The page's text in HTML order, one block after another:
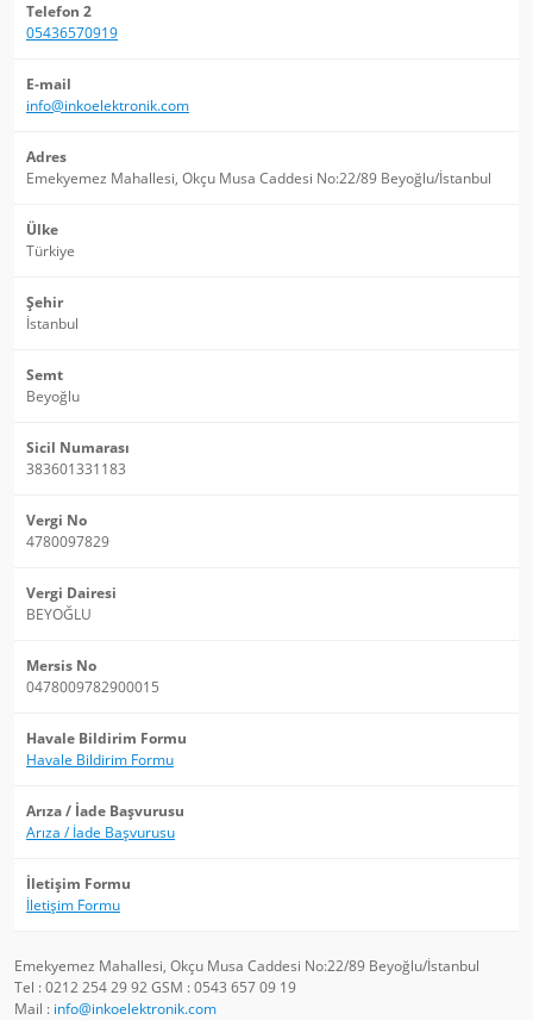
Telefon 2
05436570919
E-mail
info@inkoelektronik.com
Adres
Emekyemez Mahallesi, Okçu Musa Caddesi No:22/89 Beyoğlu/İstanbul
Ülke
Türkiye
Şehir
İstanbul
Semt
Beyoğlu
Sicil Numarası
383601331183
Vergi No
4780097829
Vergi Dairesi
BEYOĞLU
Mersis No
0478009782900015
Havale Bildirim Formu
Havale Bildirim Formu
Arıza / İade Başvurusu
Arıza / İade Başvurusu
İletişim Formu
İletişim Formu
Emekyemez Mahallesi, Okçu Musa Caddesi No:22/89 Beyoğlu/İstanbul
Tel : 0212 254 29 92 GSM : 0543 657 09 19
Mail : info@inkoelektronik.com